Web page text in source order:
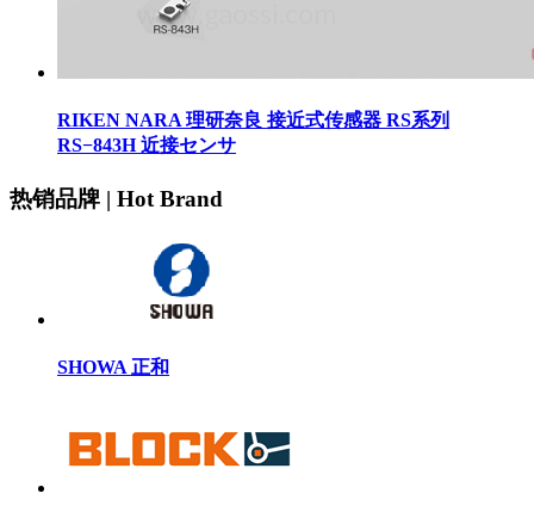
RIKEN NARA 理研奈良 接近式传感器 RS系列
RS−843H 近接センサ
热销品牌 | Hot Brand
SHOWA 正和